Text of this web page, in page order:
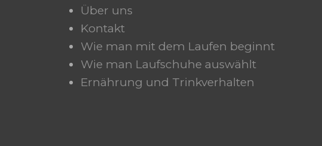
Über uns
Kontakt
Wie man mit dem Laufen beginnt
Wie man Laufschuhe auswählt
Ernährung und Trinkverhalten